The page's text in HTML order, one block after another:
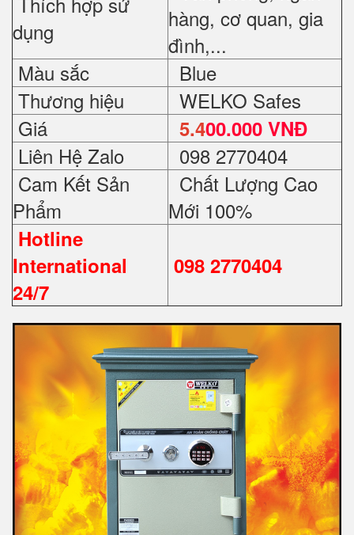
dụng
hàng, cơ quan, gia
đình,...
Màu sắc
Blue
Thương hiệu
WELKO Safes
Giá
5.400.000 VNĐ
Liên Hệ Zalo
098 2770404
Cam Kết Sản
Phẩm
Chất Lượng Cao
Mới 100%
Hotline
International
24/7
098 2770404